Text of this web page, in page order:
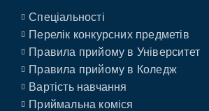
Спеціальності
Перелік конкурсних предметів
Правила прийому в Університет
Правила прийому в Коледж
Вартість навчання
Приймальна коміся